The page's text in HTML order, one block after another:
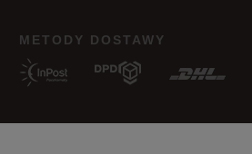
METODY DOSTAWY